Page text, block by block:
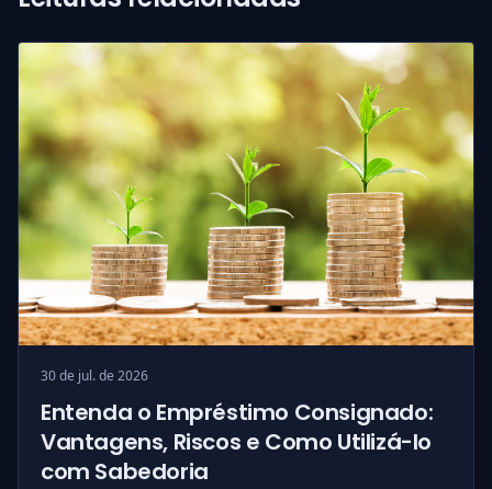
30 de jul. de 2026
Entenda o Empréstimo Consignado:
Vantagens, Riscos e Como Utilizá-lo
com Sabedoria